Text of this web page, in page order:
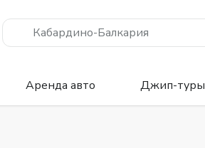
Кабардино-Балкария
Аренда авто Джип-туры